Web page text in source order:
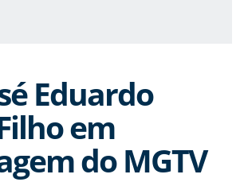
Eduardo
em
do MGTV